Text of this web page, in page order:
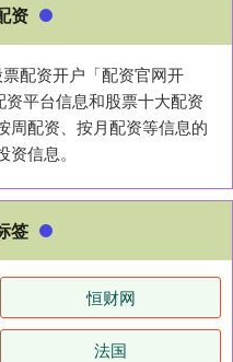
资
配资开户「配资官网开
平台信息和股票十大配资
周配资、按月配资等信息的
信息。
签
恒财网
法国